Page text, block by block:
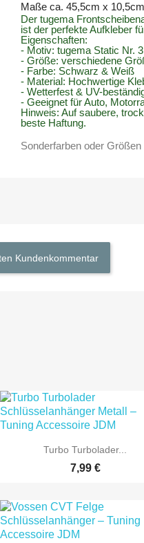
Maße ca. 45,5cm x 10,5cm
Der tugema
ist der perfekte Aufkleber
Eigenschaften:
- Motiv: tugema Static Nr. 3
- Größe: verschiedene
- Farbe: Schwarz & Weiß
- Material: Hochwertige
- Wetterfest & UV-
- Geeignet für Auto,
Hinweis: Auf saubere,
beste Haftung.
Sonderfarben oder
Kundenkommentar
 Vorschau
Turbo Turbolader...
7,99 €